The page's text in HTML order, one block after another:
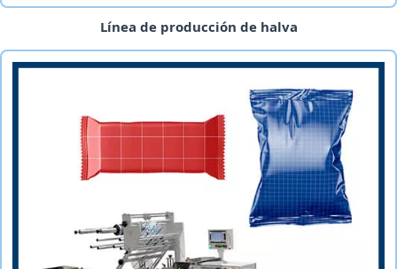
Línea de producción de halva